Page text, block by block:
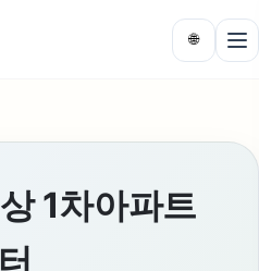
🌐
1차아파트